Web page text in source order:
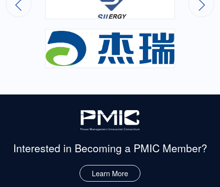
Interested in Becoming a PMIC Member?
Learn More